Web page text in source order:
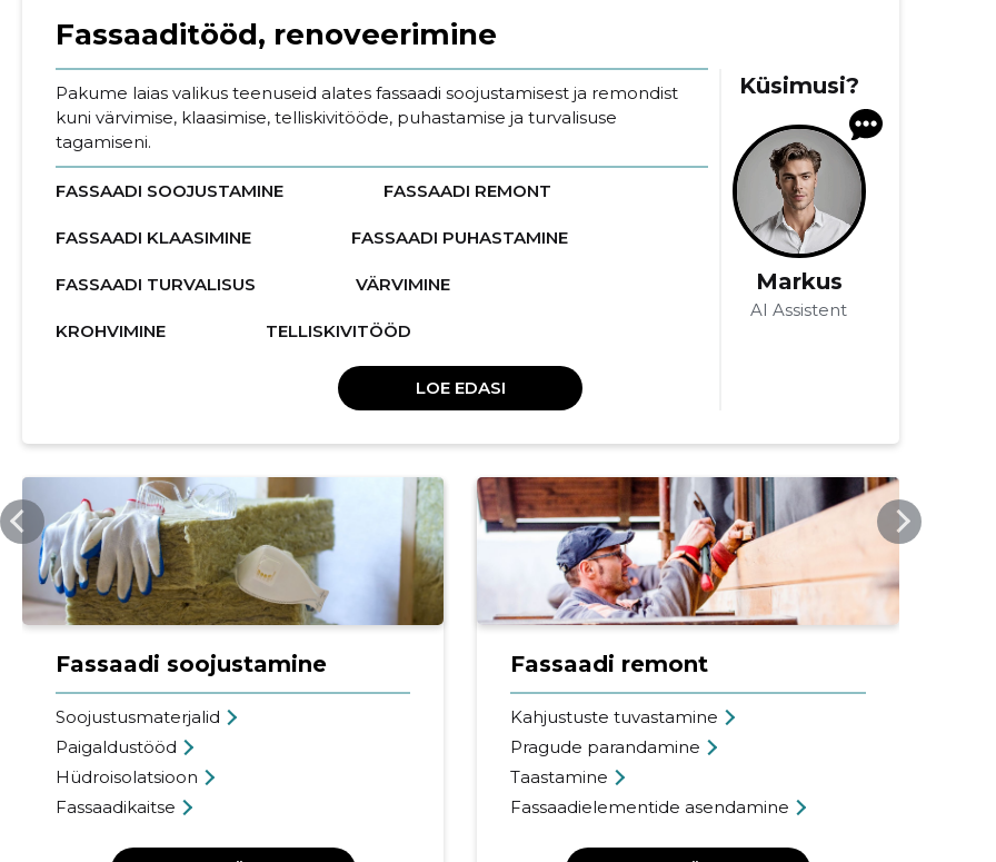
Fassaaditööd, renoveerimine
Pakume laias valikus teenuseid alates fassaadi soojustamisest ja remondist
kuni värvimise, klaasimise, telliskivitööde, puhastamise ja turvalisuse
tagamiseni.
FASSAADI SOOJUSTAMINE FASSAADI REMONT
FASSAADI KLAASIMINE FASSAADI PUHASTAMINE
FASSAADI TURVALISUS VÄRVIMINE
KROHVIMINE TELLISKIVITÖÖD
LOE EDASI
Küsimusi?
Markus
AI Assistent
EHITUSTIIM.EE
Fassaadi soojustamine
Soojustusmaterjalid
Paigaldustööd
Hüdroisolatsioon
Fassaadikaitse
EHITUSTIIM.EE
Fassaadi remont
Kahjustuste tuvastamine
Pragude parandamine
Taastamine
Fassaadielementide asendamine
Sinu nimi